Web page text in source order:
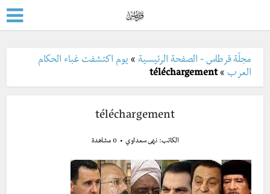
مجلّة قرطاس - الصفحة الرئيسية »يوم اكتشفت غباء الحكام
العرب »
téléchargement
téléchargement
الكاتب:نهى سعداوي 0 مشاهدة